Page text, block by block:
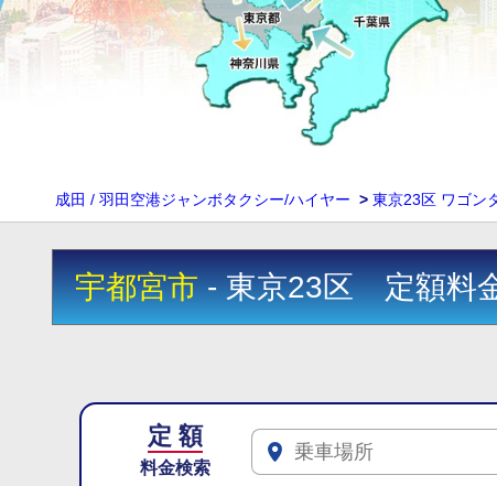
成田 / 羽田空港ジャンボタクシー/ハイヤー > 東京23区 ワゴン
宇都宮市- 東京23区 定額料
定 額
料金検索